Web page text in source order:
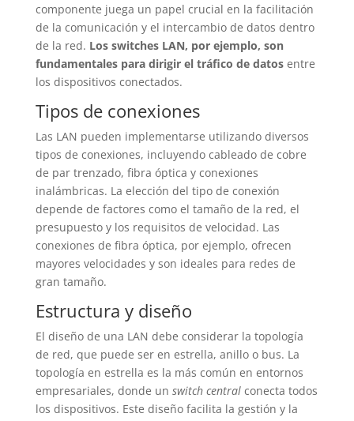
componente juega un papel crucial en la facilitación
de la comunicación y el intercambio de datos dentro
de la red. Los switches LAN, por ejemplo, son
fundamentales para dirigir el tráfico de datosentre
los dispositivos conectados.
Tipos de conexiones
Las LAN pueden implementarse utilizando diversos
tipos de conexiones, incluyendo cableado de cobre
de par trenzado, fibra óptica y conexiones
inalámbricas. La elección del tipo de conexión
depende de factores como el tamaño de la red, el
presupuesto y los requisitos de velocidad. Las
conexiones de fibra óptica, por ejemplo, ofrecen
mayores velocidades y son ideales para redes de
gran tamaño.
Estructura y diseño
El diseño de una LAN debe considerar la topología
de red, que puede ser en estrella, anillo o bus. La
topología en estrella es la más común en entornos
empresariales, donde un switch centralconecta todos
los dispositivos. Este diseño facilita la gestión y la